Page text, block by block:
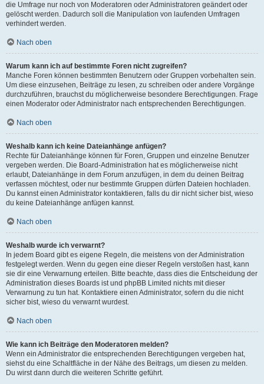
die Umfrage nur noch von Moderatoren oder Administratoren geändert oder
gelöscht werden. Dadurch soll die Manipulation von laufenden Umfragen
verhindert werden.
Nach oben
Warum kann ich auf bestimmte Foren nicht zugreifen?
Manche Foren können bestimmten Benutzern oder Gruppen vorbehalten sein.
Um diese einzusehen, Beiträge zu lesen, zu schreiben oder andere Vorgänge
durchzuführen, brauchst du möglicherweise besondere Berechtigungen. Frage
einen Moderator oder Administrator nach entsprechenden Berechtigungen.
Nach oben
Weshalb kann ich keine Dateianhänge anfügen?
Rechte für Dateianhänge können für Foren, Gruppen und einzelne Benutzer
vergeben werden. Die Board-Administration hat es möglicherweise nicht
erlaubt, Dateianhänge in dem Forum anzufügen, in dem du deinen Beitrag
verfassen möchtest, oder nur bestimmte Gruppen dürfen Dateien hochladen.
Du kannst einen Administrator kontaktieren, falls du dir nicht sicher bist, wieso
du keine Dateianhänge anfügen kannst.
Nach oben
Weshalb wurde ich verwarnt?
In jedem Board gibt es eigene Regeln, die meistens von der Administration
festgelegt werden. Wenn du gegen eine dieser Regeln verstoßen hast, kann
sie dir eine Verwarnung erteilen. Bitte beachte, dass dies die Entscheidung der
Administration dieses Boards ist und phpBB Limited nichts mit dieser
Verwarnung zu tun hat. Kontaktiere einen Administrator, sofern du die nicht
sicher bist, wieso du verwarnt wurdest.
Nach oben
Wie kann ich Beiträge den Moderatoren melden?
Wenn ein Administrator die entsprechenden Berechtigungen vergeben hat,
siehst du eine Schaltfläche in der Nähe des Beitrags, um diesen zu melden.
Du wirst dann durch die weiteren Schritte geführt.